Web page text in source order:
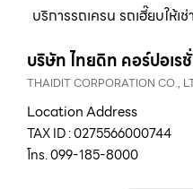
บริการรถเครน รถเฮี๊ยบให้
บริษัท ไทยดิท คอร์ปอเร
THAIDIT CORPORATION CO.,
Location Address
TAX ID : 0275566000744
โทร. 099-185-8000